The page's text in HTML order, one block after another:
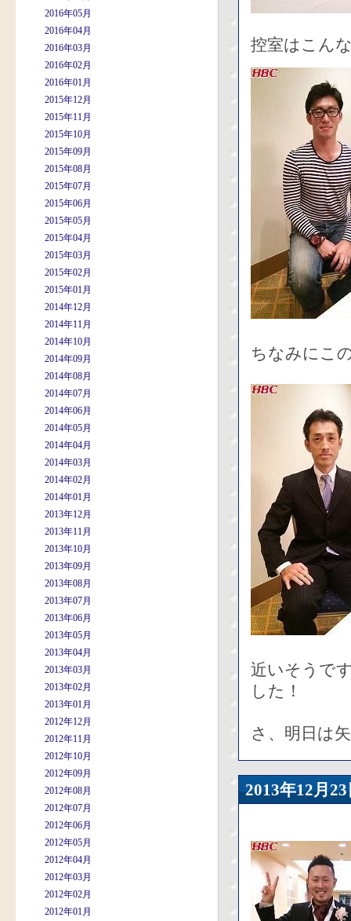
2016年05月
2016年04月
2016年03月
2016年02月
2016年01月
2015年12月
2015年11月
2015年10月
2015年09月
2015年08月
2015年07月
2015年06月
2015年05月
2015年04月
2015年03月
2015年02月
2015年01月
2014年12月
2014年11月
2014年10月
2014年09月
2014年08月
2014年07月
2014年06月
2014年05月
2014年04月
2014年03月
2014年02月
2014年01月
2013年12月
2013年11月
2013年10月
2013年09月
2013年08月
2013年07月
2013年06月
2013年05月
2013年04月
2013年03月
2013年02月
2013年01月
2012年12月
2012年11月
2012年10月
2012年09月
2012年08月
2012年07月
2012年06月
2012年05月
2012年04月
2012年03月
2012年02月
2012年01月
控室はこん
ちなみにこ
近いそうで
した！
さ、明日は
2013年12